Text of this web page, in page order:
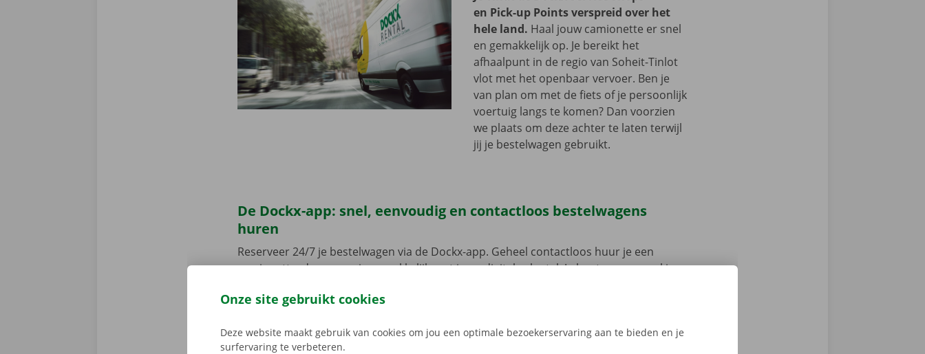
en Pick-up Points verspreid over het
hele land. Haal jouw camionette er snel
en gemakkelijk op. Je bereikt het
afhaalpunt in de regio van Soheit-Tinlot
vlot met het openbaar vervoer. Ben je
van plan om met de fiets of je persoonlijk
voertuig langs te komen? Dan voorzien
we plaats om deze achter te laten terwijl
jij je bestelwagen gebruikt.
De Dockx-app: snel, eenvoudig en contactloos bestelwagens
huren
Reserveer 24/7 je bestelwagen via de Dockx-app. Geheel contactloos huur je een
camionette, deze open je gemakkelijk met jouw digitale sleutel. Je bent zo op weg: kies
vertrekken. Download de gratis app nu voor
Onze site gebruikt cookies
Deze website maakt gebruik van cookies om jou een optimale bezoekerservaring aan te bieden en je
surfervaring te verbeteren.